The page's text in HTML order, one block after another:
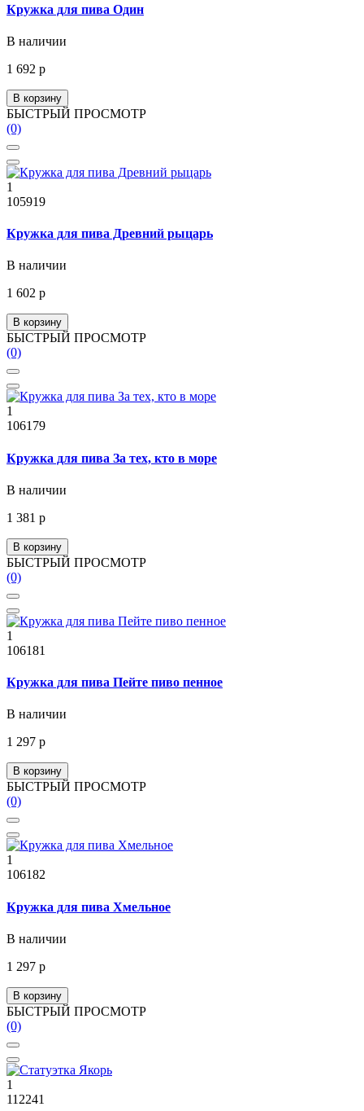
Кружка для пива Один
В наличии
1 692 р
В корзину
БЫСТРЫЙ ПРОСМОТР
(0)
1
105919
Кружка для пива Древний рыцарь
В наличии
1 602 р
В корзину
БЫСТРЫЙ ПРОСМОТР
(0)
1
106179
Кружка для пива За тех, кто в море
В наличии
1 381 р
В корзину
БЫСТРЫЙ ПРОСМОТР
(0)
1
106181
Кружка для пива Пейте пиво пенное
В наличии
1 297 р
В корзину
БЫСТРЫЙ ПРОСМОТР
(0)
1
106182
Кружка для пива Хмельное
В наличии
1 297 р
В корзину
БЫСТРЫЙ ПРОСМОТР
(0)
1
112241